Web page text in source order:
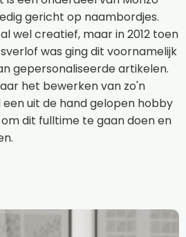
gericht op naambordjes.
wel creatief, maar in 2012 toen
was ging dit voornamelijk
gepersonaliseerde artikelen.
het bewerken van zo'n
uit de hand gelopen hobby
dit fulltime te gaan doen en